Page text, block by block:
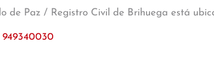
de Paz / Registro Civil de Brihuega está
949340030